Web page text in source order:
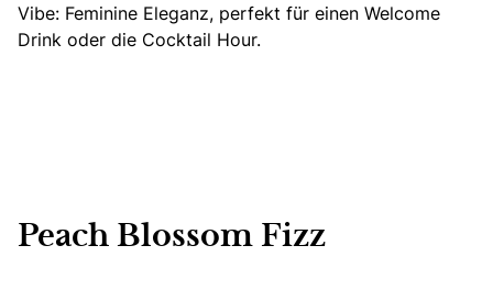
Vibe: Feminine Eleganz, perfekt für einen Welcome
Drink oder die Cocktail Hour.
Peach Blossom Fizz